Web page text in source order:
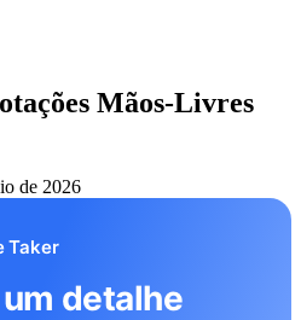
Mãos-Livres
de 2026
Taker
detalhe